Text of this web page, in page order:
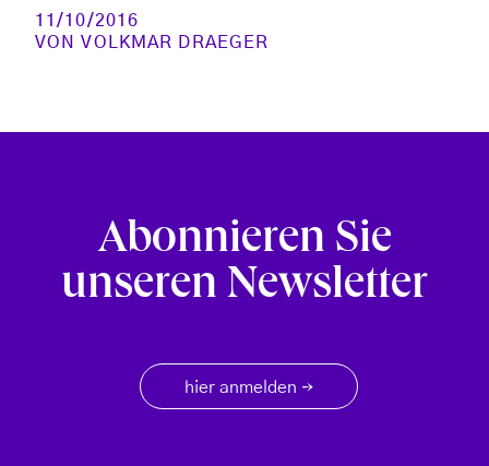
11/10/2016
VONVOLKMAR DRAEGER
Abonnieren Sie
unseren Newsletter
hier anmelden →